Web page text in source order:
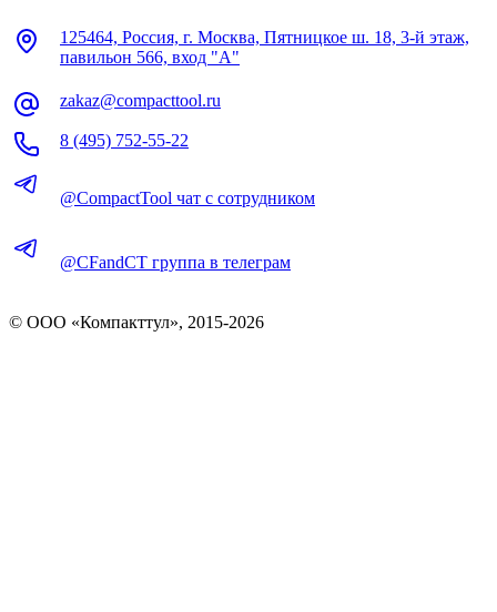
125464, Россия, г. Москва, Пятницкое ш. 18, 3-й этаж,
павильон 566, вход "А"
zakaz@compacttool.ru
8 (495) 752-55-22
@CompactTool чат с сотрудником
@CFandCT группа в телеграм
© OOO «Компакттул», 2015-2026